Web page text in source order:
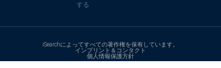
する
iSearchによってすべての著作権を保有しています。
インプリント＆コンタクト
個人情報保護方針